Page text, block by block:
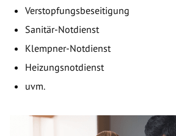
Verstopfungsbeseitigung
Sanitär-Notdienst
Klempner-Notdienst
Heizungsnotdienst
uvm.